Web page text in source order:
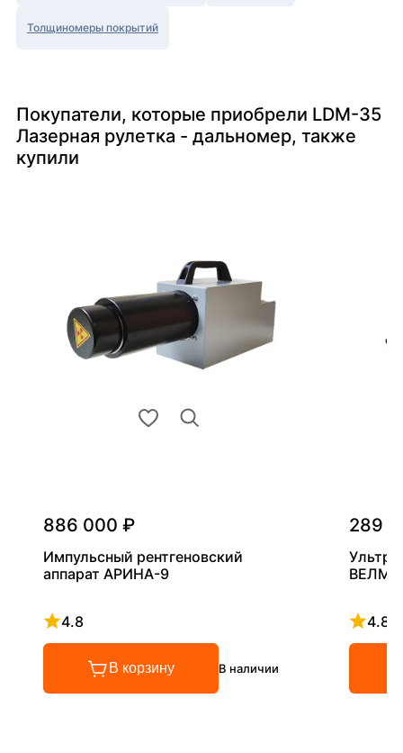
Толщиномеры покрытий
Покупатели, которые приобрели LDM-35
Лазерная рулетка - дальномер, также
купили
886 000 ₽
Импульсный рентгеновский
аппарат АРИНА-9
4.8
Рейтинг 4.8 из 5
В корзину В наличии
289
4.8